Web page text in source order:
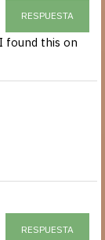
RESPUESTA
found this on
RESPUESTA